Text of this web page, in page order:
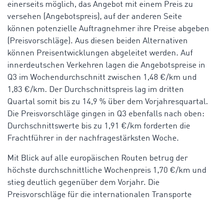
einerseits möglich, das Angebot mit einem Preis zu
versehen (Angebotspreis), auf der anderen Seite
können potenzielle Auftragnehmer ihre Preise abgeben
(Preisvorschläge). Aus diesen beiden Alternativen
können Preisentwicklungen abgeleitet werden. Auf
innerdeutschen Verkehren lagen die Angebotspreise in
Q3 im Wochendurchschnitt zwischen 1,48 €/km und
1,83 €/km. Der Durchschnittspreis lag im dritten
Quartal somit bis zu 14,9 % über dem Vorjahresquartal.
Die Preisvorschläge gingen in Q3 ebenfalls nach oben:
Durchschnittswerte bis zu 1,91 €/km forderten die
Frachtführer in der nachfragestärksten Woche.
Mit Blick auf alle europäischen Routen betrug der
höchste durchschnittliche Wochenpreis 1,70 €/km und
stieg deutlich gegenüber dem Vorjahr. Die
Preisvorschläge für die internationalen Transporte